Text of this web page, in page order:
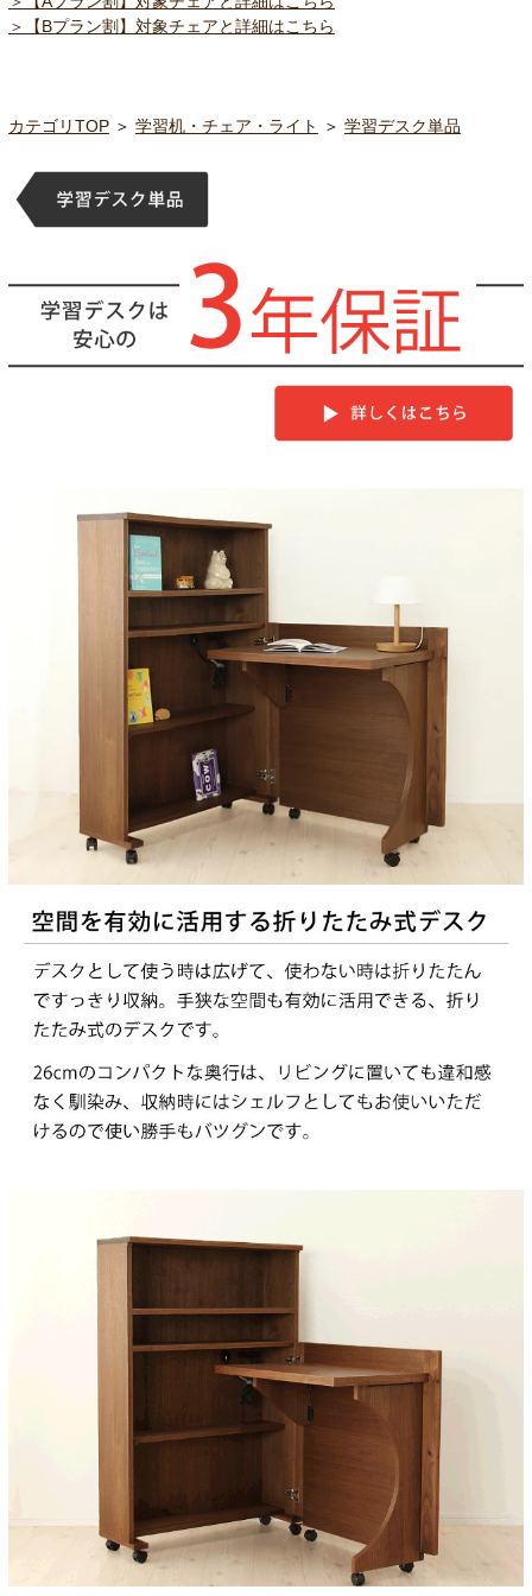
＞【Bプラン割】対象チェアと詳細はこちら
カテゴリTOP ＞ 学習机・チェア・ライト ＞ 学習デスク単品